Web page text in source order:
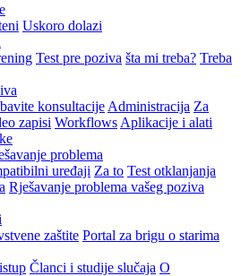
Uskoro dolazi
Test pre poziva šta mi treba? Treba
konsultacije Administracija Za
zapisi Workflows Aplikacije i alati
problema
uređaji Za to Test otklanjanja
Rješavanje problema vašeg poziva
zaštite Portal za brigu o starima
Članci i studije slučaja O